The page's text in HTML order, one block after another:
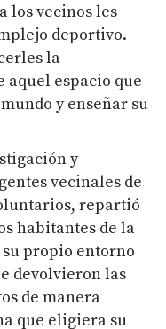
los vecinos les
deportivo.
la
aquel espacio que
y enseñar su
y
vecinales de
repartió
habitantes de la
propio entorno
devolvieron las
de manera
que eligiera su